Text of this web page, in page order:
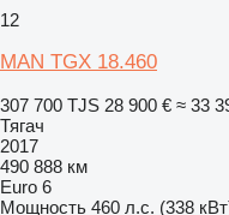
12
MAN TGX 18.460
307 700 TJS 28 900 € ≈ 33
Тягач
2017
490 888 км
Euro 6
Мощность 460 л.с. (338